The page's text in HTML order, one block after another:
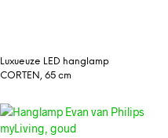
Luxueuze LED hanglamp
CORTEN, 65 cm